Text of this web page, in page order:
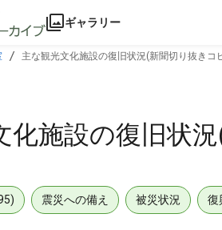
ギャラリー
主な観光文化施設の復旧状況(新聞切り抜きコ
化施設の復旧状
震災への備え 被災状況 復